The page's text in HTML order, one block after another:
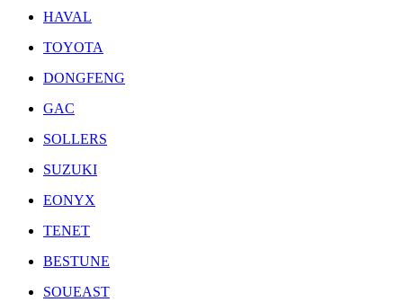
HAVAL
TOYOTA
DONGFENG
GAC
SOLLERS
SUZUKI
EONYX
TENET
BESTUNE
SOUEAST